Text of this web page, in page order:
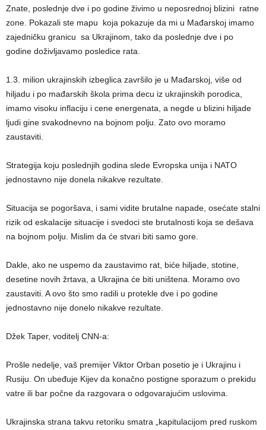
Znate, poslednje dve i po godine živimo u neposrednoj blizini ratne
zone. Pokazali ste mapu koja pokazuje da mi u Mađarskoj imamo
zajedničku granicu sa Ukrajinom, tako da poslednje dve i po
godine doživljavamo posledice rata.
1.3. milion ukrajinskih izbeglica završilo je u Mađarskoj, više od
hiljadu i po mađarskih škola prima decu iz ukrajinskih porodica,
imamo visoku inflaciju i cene energenata, a negde u blizini hiljade
ljudi gine svakodnevno na bojnom polju. Zato ovo moramo
zaustaviti.
Strategija koju poslednjih godina slede Evropska unija i NATO
jednostavno nije donela nikakve rezultate.
Situacija se pogoršava, i sami vidite brutalne napade, osećate stalni
rizik od eskalacije situacije i svedoci ste brutalnosti koja se dešava
na bojnom polju. Mislim da će stvari biti samo gore.
Dakle, ako ne uspemo da zaustavimo rat, biće hiljade, stotine,
desetine novih žrtava, a Ukrajina će biti uništena. Moramo ovo
zaustaviti. A ovo što smo radili u protekle dve i po godine
jednostavno nije donelo nikakve rezultate.
Džek Taper, voditelj CNN-a:
Prošle nedelje, vaš premijer Viktor Orban posetio je i Ukrajinu i
Rusiju. On ubeđuje Kijev da konačno postigne sporazum o prekidu
vatre ili bar počne da razgovara o odgovarajućim uslovima.
Ukrajinska strana takvu retoriku smatra „kapitulacijom pred ruskom